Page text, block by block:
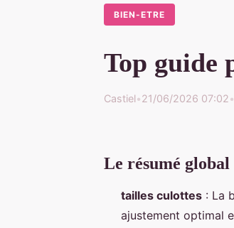
BIEN-ETRE
Top guide
Castiel•21/06/2026 07:02•
Le résumé global
tailles culottes : La
ajustement optimal